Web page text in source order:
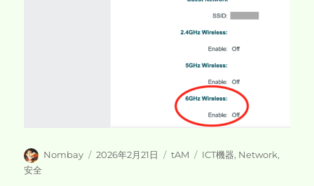
投
Nombay
投
2026年2月21日
カ
tAM
タ
ICT機器, Network,
安全